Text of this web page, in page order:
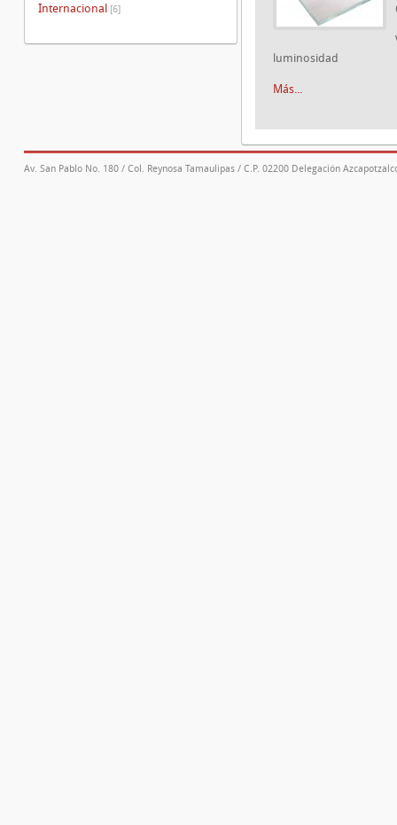
luminosidad
Más...
Internacional [6]
Av. San Pablo No. 180 / Col. Reynosa Tamaulipas / C.P. 02200 Delegación